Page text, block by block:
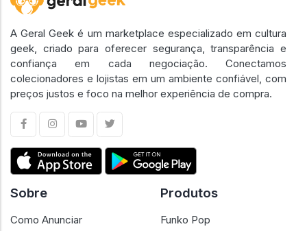
A Geral Geek é um marketplace especializado em cultura
geek, criado para oferecer segurança, transparência e
confiança em cada negociação. Conectamos
colecionadores e lojistas em um ambiente confiável, com
preços justos e foco na melhor experiência de compra.
Sobre
Como Anunciar
Produtos
Funko Pop